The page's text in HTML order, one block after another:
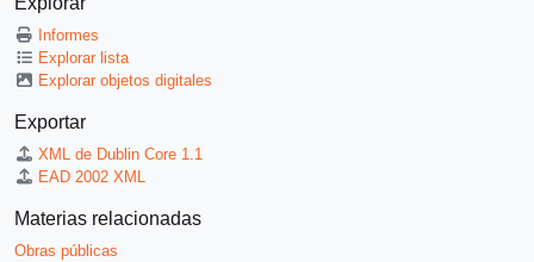
Informes
Explorar lista
Explorar objetos digitales
Exportar
XML de Dublin Core 1.1
EAD 2002 XML
Materias relacionadas
Obras públicas